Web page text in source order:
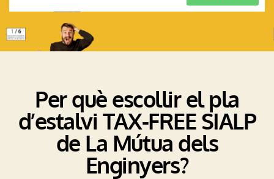
Per què escollir el pla
d’estalvi TAX-FREE SIALP
de La Mútua dels
Enginyers?